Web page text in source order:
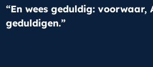
“En wees geduldig: voorwaar,
geduldigen.”